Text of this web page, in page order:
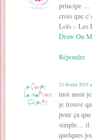
principe …
crois que
Loïs – Les
Draw On
Répondre
23 février 2015
moi aussi
je trouve
pour ça
simple… il
quelques